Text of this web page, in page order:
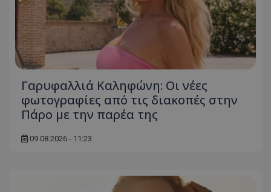
Γαρυφαλλιά Καληφώνη: Οι νέες
φωτογραφίες από τις διακοπές στην
Πάρο με την παρέα της
09.08.2026 - 11:23